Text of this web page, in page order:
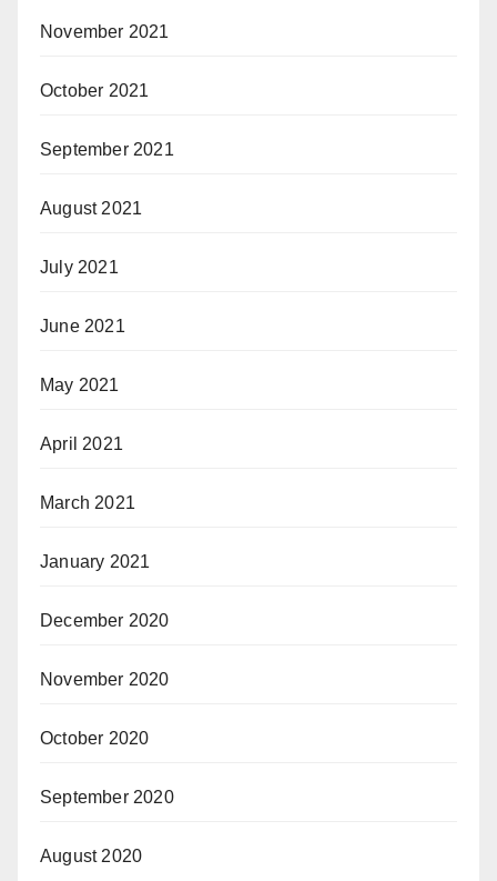
November 2021
October 2021
September 2021
August 2021
July 2021
June 2021
May 2021
April 2021
March 2021
January 2021
December 2020
November 2020
October 2020
September 2020
August 2020